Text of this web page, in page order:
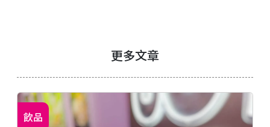
更多文章
飲品